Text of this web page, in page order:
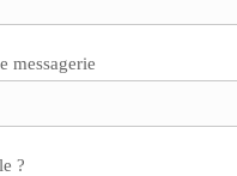
messagerie
?